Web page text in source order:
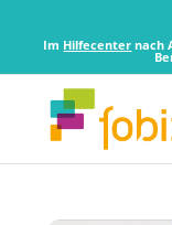
Im Hilfecenter nach